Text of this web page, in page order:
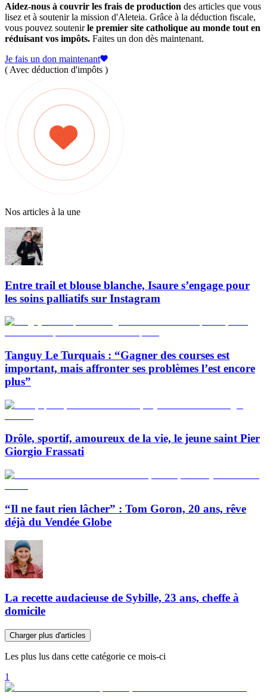
Aidez-nous à couvrir les frais de production des articles que vous
lisez et à soutenir la mission d'Aleteia. Grâce à la déduction fiscale,
vous pouvez soutenirle premier site catholique au monde tout en
réduisant vos impôts. Faites un don dès maintenant.
Je fais un don maintenant
( Avec déduction d'impôts )
Nos articles à la une
Entre trail et blouse blanche, Isaure s’engage pour
les soins palliatifs sur Instagram
Tanguy Le Turquais : “Gagner des courses est
important, mais affronter ses problèmes l’est encore
plus”
Drôle, sportif, amoureux de la vie, le jeune saint Pier
Giorgio Frassati
“Il ne faut rien lâcher” : Tom Goron, 20 ans, rêve
déjà du Vendée Globe
La recette audacieuse de Sybille, 23 ans, cheffe à
domicile
Charger plus d'articles
Les plus lus dans cette catégorie ce mois-ci
1